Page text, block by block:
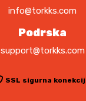
info@torkks.com
Podrska
support@torkks.com
SSL sigurna